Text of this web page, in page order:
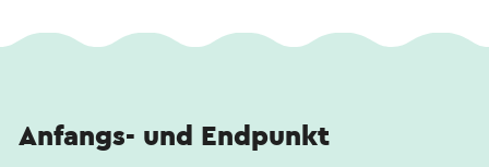
Anfangs- und Endpunkt